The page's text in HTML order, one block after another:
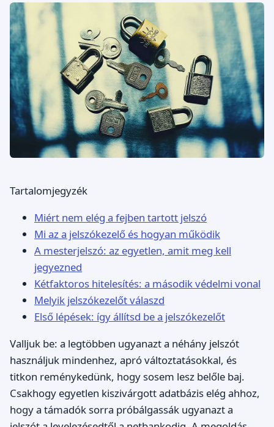
Tartalomjegyzék
Miért nem elég a fejben tartott jelszó
Mi az a jelszókezelő és hogyan működik
A mesterjelszó: az egyetlen, amit meg kell
jegyezned
Kétfaktoros hitelesítés: a második védelmi vonal
Melyik jelszókezelőt válaszd
Első lépések: így állítsd be a jelszókezelőt
Valljuk be: a legtöbben ugyanazt a néhány jelszót
használjuk mindenhez, apró változtatásokkal, és
titkon reménykedünk, hogy sosem lesz belőle baj.
Csakhogy egyetlen kiszivárgott adatbázis elég ahhoz,
hogy a támadók sorra próbálgassák ugyanazt a